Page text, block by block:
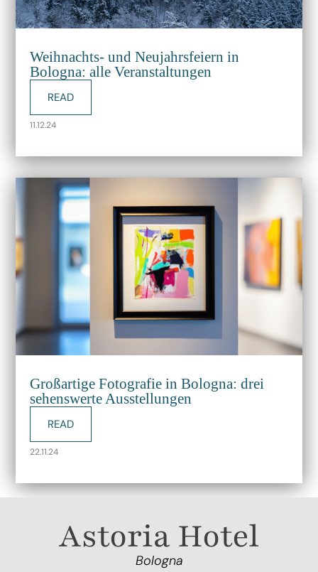
Weihnachts- und Neujahrsfeiern in
Bologna: alle Veranstaltungen
READ
11.12.24
Großartige Fotografie in Bologna: drei
sehenswerte Ausstellungen
READ
22.11.24
Astoria Hotel
Bologna